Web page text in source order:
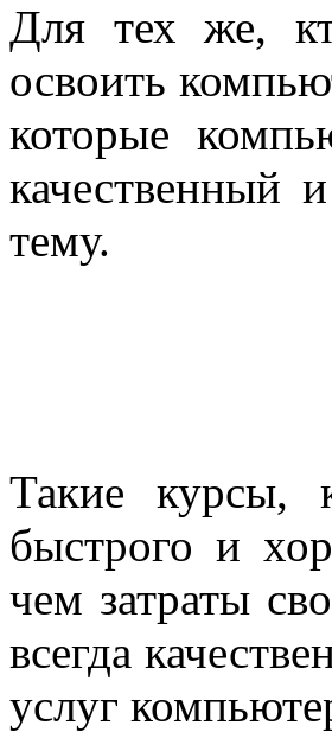
Для тех же,
освоить
которые
качественный
тему.
Такие курсы,
быстрого и
чем затраты
всегда
услуг